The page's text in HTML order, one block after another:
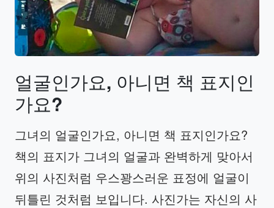
얼굴인가요, 아니면 책 표지인
가요?
그녀의 얼굴인가요, 아니면 책 표지인가요?
책의 표지가 그녀의 얼굴과 완벽하게 맞아서
위의 사진처럼 우스꽝스러운 표정에 얼굴이
뒤틀린 것처럼 보입니다. 사진가는 자신의 사